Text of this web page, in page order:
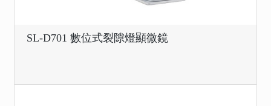
SL-D701 數位式裂隙燈顯微鏡